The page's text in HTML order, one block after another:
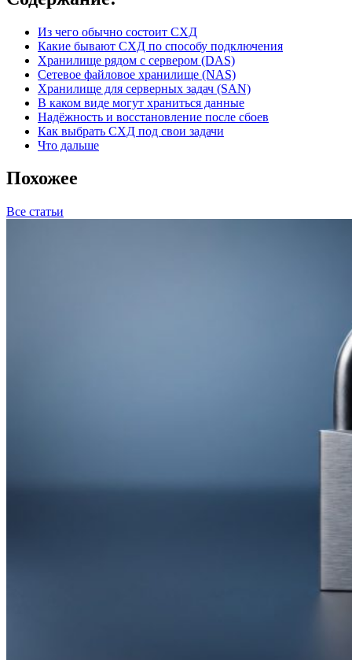
Из чего обычно состоит СХД
Какие бывают СХД по способу подключения
Хранилище рядом с сервером (DAS)
Сетевое файловое хранилище (NAS)
Хранилище для серверных задач (SAN)
В каком виде могут храниться данные
Надёжность и восстановление после сбоев
Как выбрать СХД под свои задачи
Что дальше
Похожее
Все статьи